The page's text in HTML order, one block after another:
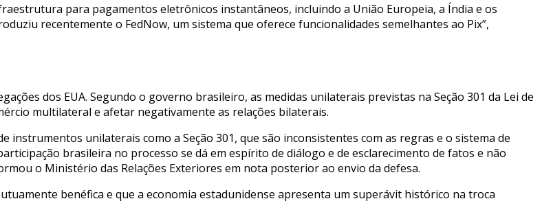
para pagamentos eletrônicos instantâneos, incluindo a União Europeia, a Índia e os
recentemente o FedNow, um sistema que oferece funcionalidades semelhantes ao Pix”,
dos EUA. Segundo o governo brasileiro, as medidas unilaterais previstas na Seção 301 da Lei de
multilateral e afetar negativamente as relações bilaterais.
instrumentos unilaterais como a Seção 301, que são inconsistentes com as regras e o sistema de
brasileira no processo se dá em espírito de diálogo e de esclarecimento de fatos e não
o Ministério das Relações Exteriores em nota posterior ao envio da defesa.
benéfica e que a economia estadunidense apresenta um superávit histórico na troca